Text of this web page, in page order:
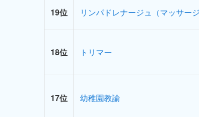
19位 リンパドレナージュ（マッサージ
18位 トリマー
17位
幼稚園教諭